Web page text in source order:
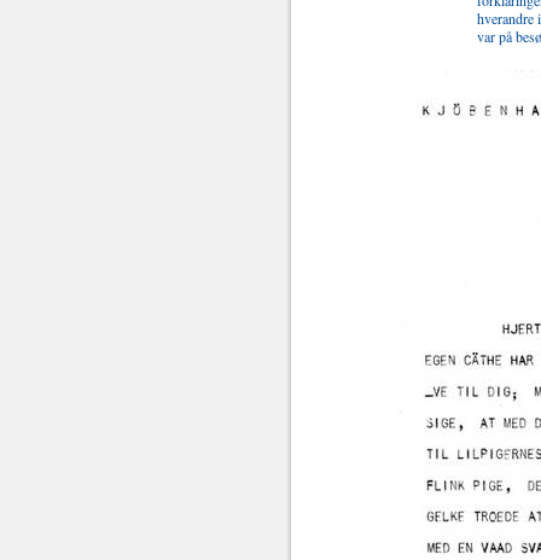
hverandre
var på